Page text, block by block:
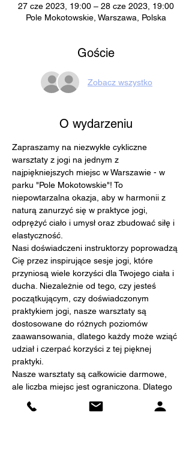
27 cze 2023, 19:00 – 28 cze 2023, 19:00
Pole Mokotowskie, Warszawa, Polska
Goście
Zobacz wszystko
O wydarzeniu
Zapraszamy na niezwykłe cykliczne
warsztaty z jogi na jednym z
najpiękniejszych miejsc w Warszawie - w
parku "Pole Mokotowskie"! To
niepowtarzalna okazja, aby w harmonii z
naturą zanurzyć się w praktyce jogi,
odprężyć ciało i umysł oraz zbudować siłę i
elastyczność.
Nasi doświadczeni instruktorzy poprowadzą
Cię przez inspirujące sesje jogi, które
przyniosą wiele korzyści dla Twojego ciała i
ducha. Niezależnie od tego, czy jesteś
początkującym, czy doświadczonym
praktykiem jogi, nasze warsztaty są
dostosowane do różnych poziomów
zaawansowania, dlatego każdy może wziąć
udział i czerpać korzyści z tej pięknej
praktyki.
Nasze warsztaty są całkowicie darmowe,
ale liczba miejsc jest ograniczona. Dlatego
zachęcamy do wcześniejszej rejestracji na
naszej stronie internetowej